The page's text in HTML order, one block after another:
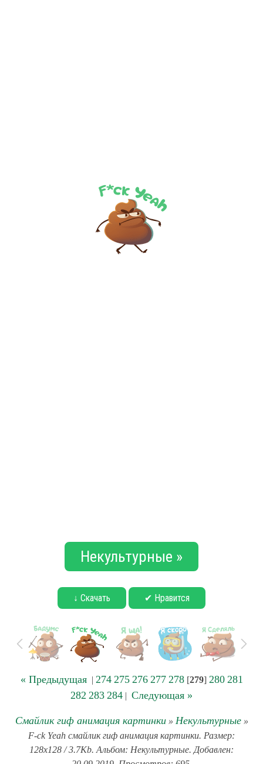
Некультурные »
↓ Скачать ✔ Нравится
« Предыдущая| 274 275 276 277 278[279] 280 281
282 283 284 | Следующая »
Смайлик гиф анимация картинки» Некультурные»
F-ck Yeah смайлик гиф анимация картинки. Размер:
128x128 / 3.7Kb. Альбом: Некультурные. Добавлен: